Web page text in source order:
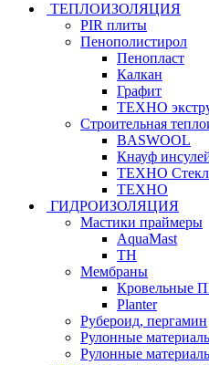
ТЕПЛОИЗОЛЯЦИЯ
PIR плиты
Пенополистирол
Пенопласт
Калкан
Графит
ТЕХНО
Строительная
BASWOOL
Кнауф
ТЕХНО
ТЕХНО
ГИДРОИЗОЛЯЦИЯ
Мастики праймеры
AquaMast
ТН
Мембраны
Кровельные
Planter
Рубероид, пергамин
Рулонные
Рулонные